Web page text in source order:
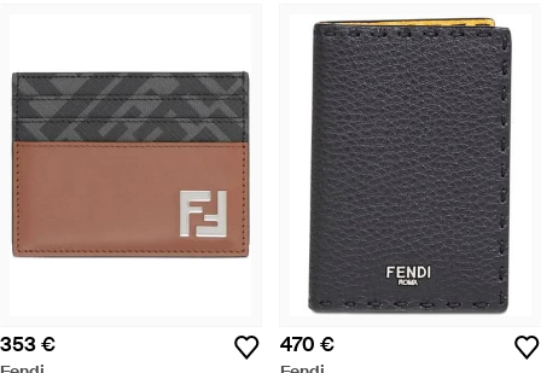
353 € 470 €